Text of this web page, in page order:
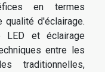
en termes
qualité d'éclairage.
LED et éclairage
entre les
traditionnelles,